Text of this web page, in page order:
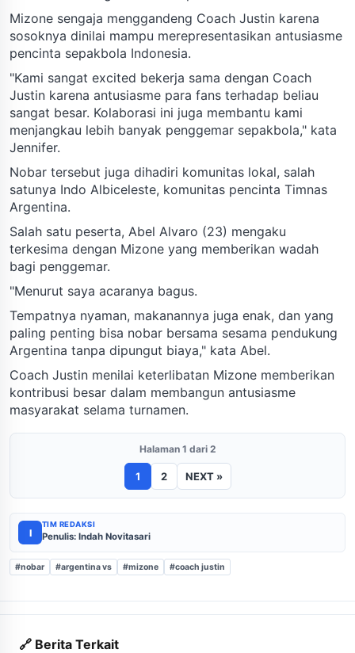
Mizone sengaja menggandeng Coach Justin karena
sosoknya dinilai mampu merepresentasikan antusiasme
pencinta sepakbola Indonesia.
"Kami sangat excited bekerja sama dengan Coach
Justin karena antusiasme para fans terhadap beliau
sangat besar. Kolaborasi ini juga membantu kami
menjangkau lebih banyak penggemar sepakbola," kata
Jennifer.
Nobar tersebut juga dihadiri komunitas lokal, salah
satunya Indo Albiceleste, komunitas pencinta Timnas
Argentina.
Salah satu peserta, Abel Alvaro (23) mengaku
terkesima dengan Mizone yang memberikan wadah
bagi penggemar.
"Menurut saya acaranya bagus.
Tempatnya nyaman, makanannya juga enak, dan yang
paling penting bisa nobar bersama sesama pendukung
Argentina tanpa dipungut biaya," kata Abel.
Coach Justin menilai keterlibatan Mizone memberikan
kontribusi besar dalam membangun antusiasme
masyarakat selama turnamen.
Halaman 1 dari 2
1 2 NEXT »
I
TIM REDAKSI
Penulis: Indah Novitasari
#nobar #argentina vs #mizone #coach justin
🔗 Berita Terkait